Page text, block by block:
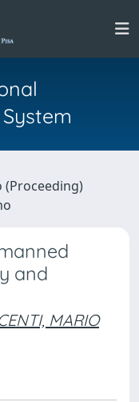
(Proceeding)
and
MARIO